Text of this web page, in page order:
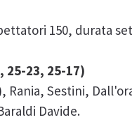
150, durata
25-23, 25-17)
Rania, Sestini,
Davide.